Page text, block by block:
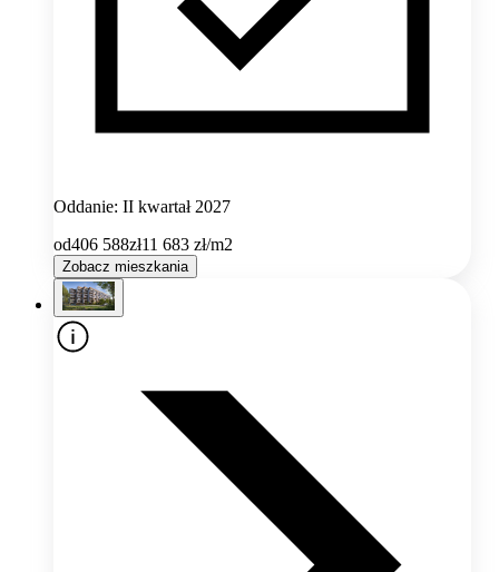
Oddanie: II kwartał 2027
od406 588zł11 683 zł/m2
Zobacz mieszkania